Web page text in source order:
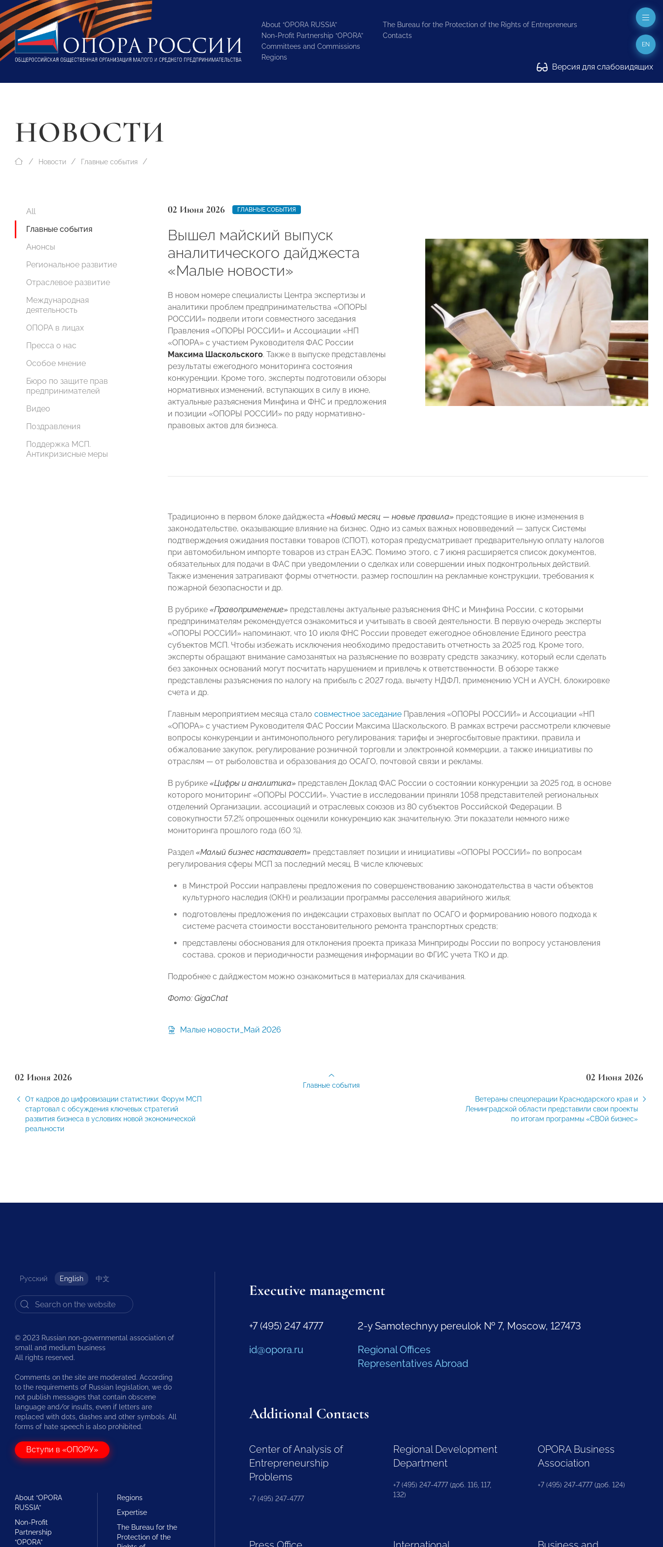
About “OPORA RUSSIA”
Non-Profit Partnership “OPORA”
Committees and Commissions
Regions
The Bureau for the Protection of the Rights of Entrepreneurs
Contacts
Версия для слабовидящих
EN
НОВОСТИ
Новости Главные события
All
Главные события
Анонсы
Региональное развитие
Отраслевое развитие
Международная
деятельность
ОПОРА в лицах
Пресса о нас
Особое мнение
Бюро по защите прав
предпринимателей
Видео
Поздравления
Поддержка МСП.
Антикризисные меры
02 Июня 2026 ГЛАВНЫЕ СОБЫТИЯ
Вышел майский выпуск
аналитического дайджеста
«Малые новости»
В новом номере специалисты Центра экспертизы и
аналитики проблем предпринимательства «ОПОРЫ
РОССИИ» подвели итоги совместного заседания
Правления «ОПОРЫ РОССИИ» и Ассоциации «НП
«ОПОРА» с участием Руководителя ФАС России
Максима Шаскольского. Также в выпуске представлены
результаты ежегодного мониторинга состояния
конкуренции. Кроме того, эксперты подготовили обзоры
нормативных изменений, вступающих в силу в июне,
актуальные разъяснения Минфина и ФНС и предложения
и позиции «ОПОРЫ РОССИИ» по ряду нормативно-
правовых актов для бизнеса.
Традиционно в первом блоке дайджеста «Новый месяц — новые правила» предстоящие в июне изменения в
законодательстве, оказывающие влияние на бизнес. Одно из самых важных нововведений — запуск Системы
подтверждения ожидания поставки товаров (СПОТ), которая предусматривает предварительную оплату налогов
при автомобильном импорте товаров из стран ЕАЭС. Помимо этого, с 7 июня расширяется список документов,
обязательных для подачи в ФАС при уведомлении о сделках или совершении иных подконтрольных действий.
Также изменения затрагивают формы отчетности, размер госпошлин на рекламные конструкции, требования к
пожарной безопасности и др.
В рубрике «Правоприменение» представлены актуальные разъяснения ФНС и Минфина России, с которыми
предпринимателям рекомендуется ознакомиться и учитывать в своей деятельности. В первую очередь эксперты
«ОПОРЫ РОССИИ» напоминают, что 10 июля ФНС России проведет ежегодное обновление Единого реестра
субъектов МСП. Чтобы избежать исключения необходимо предоставить отчетность за 2025 год. Кроме того,
эксперты обращают внимание самозанятых на разъяснение по возврату средств заказчику, который если сделать
без законных оснований могут посчитать нарушением и привлечь к ответственности. В обзоре также
представлены разъяснения по налогу на прибыль с 2027 года, вычету НДФЛ, применению УСН и АУСН, блокировке
счета и др.
Главным мероприятием месяца стало совместное заседание Правления «ОПОРЫ РОССИИ» и Ассоциации «НП
«ОПОРА» с участием Руководителя ФАС России Максима Шаскольского. В рамках встречи рассмотрели ключевые
вопросы конкуренции и антимонопольного регулирования: тарифы и энергосбытовые практики, правила и
обжалование закупок, регулирование розничной торговли и электронной коммерции, а также инициативы по
отраслям — от рыболовства и образования до ОСАГО, почтовой связи и рекламы.
В рубрике «Цифры и аналитика» представлен Доклад ФАС России о состоянии конкуренции за 2025 год, в основе
которого мониторинг «ОПОРЫ РОССИИ». Участие в исследовании приняли 1058 представителей региональных
отделений Организации, ассоциаций и отраслевых союзов из 80 субъектов Российской Федерации. В
совокупности 57,2% опрошенных оценили конкуренцию как значительную. Эти показатели немного ниже
мониторинга прошлого года (60 %).
Раздел «Малый бизнес настаивает» представляет позиции и инициативы «ОПОРЫ РОССИИ» по вопросам
регулирования сферы МСП за последний месяц. В числе ключевых:
в Минстрой России направлены предложения по совершенствованию законодательства в части объектов
культурного наследия (ОКН) и реализации программы расселения аварийного жилья;
подготовлены предложения по индексации страховых выплат по ОСАГО и формированию нового подхода к
системе расчета стоимости восстановительного ремонта транспортных средств;
представлены обоснования для отклонения проекта приказа Минприроды России по вопросу установления
состава, сроков и периодичности размещения информации во ФГИС учета ТКО и др.
Подробнее с дайджестом можно ознакомиться в материалах для скачивания.
Фото: GigaChat
Малые новости_Май 2026
02 Июня 2026
От кадров до цифровизации статистики: Форум МСП
стартовал с обсуждения ключевых стратегий
развития бизнеса в условиях новой экономической
реальности
02 Июня 2026
Ветераны спецоперации Краснодарского края и
Ленинградской области представили свои проекты
по итогам программы «СВОй бизнес»
Главные события
Русский English 中文
© 2023 Russian non-governmental association of
small and medium business
All rights reserved.
Comments on the site are moderated. According
to the requirements of Russian legislation, we do
not publish messages that contain obscene
language and/or insults, even if letters are
replaced with dots, dashes and other symbols. All
forms of hate speech is also prohibited.
Вступи в «ОПОРУ»
About “OPORA
RUSSIA”
Non-Profit
Partnership
“OPORA”
Regions
Expertise
The Bureau for the
Protection of the
Executive management
+7 (495) 247 4777
id@opora.ru
2-y Samotechnyy pereulok № 7, Moscow, 127473
Regional Offices
Representatives Abroad
Additional Contacts
Center of Analysis of
Entrepreneurship
Problems
+7 (495) 247-4777
Regional Development
Department
+7 (495) 247-4777 (доб. 116, 117,
132)
OPORA Business
Association
+7 (495) 247-4777 (доб. 124)